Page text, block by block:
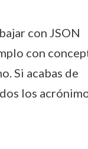
con JSON
con
Si acabas de
los